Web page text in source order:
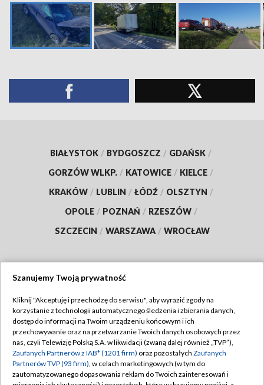
BIAŁYSTOK / BYDGOSZCZ / GDAŃSK /
GORZÓW WLKP. / KATOWICE / KIELCE /
KRAKÓW / LUBLIN / ŁÓDŹ / OLSZTYN /
OPOLE / POZNAŃ / RZESZÓW /
SZCZECIN / WARSZAWA / WROCŁAW
TVP
Abonament TVP
Emisja w TVP
Centrum informacji TVP
Regulamin TVP
Polityka prywatności
Moje zgody
Szanujemy Twoją prywatność
Kliknij "Akceptuję i przechodzę do serwisu", aby wyrazić zgody na
korzystanie z technologii automatycznego śledzenia i zbierania danych,
dostęp do informacji na Twoim urządzeniu końcowym i ich
przechowywanie oraz na przetwarzanie Twoich danych osobowych przez
nas, czyli Telewizję Polską S.A. w likwidacji (zwaną dalej również „TVP”),
Zaufanych Partnerów z IAB* (1201 firm) oraz pozostałych Zaufanych
Partnerów TVP (93 firm), w celach marketingowych (w tym do
zautomatyzowanego dopasowania reklam do Twoich zainteresowań i